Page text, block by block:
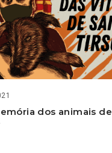
dos animais de